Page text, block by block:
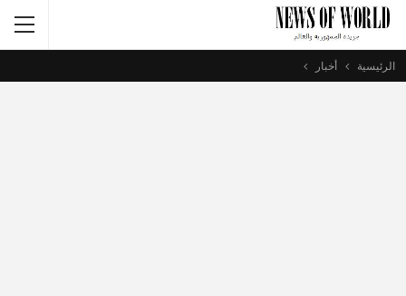
الرئيسية أخبار